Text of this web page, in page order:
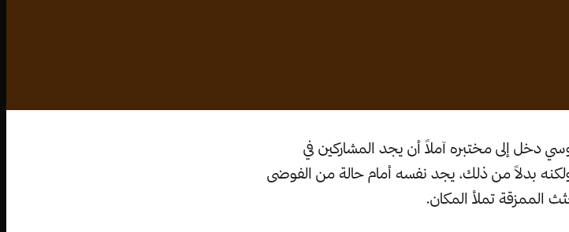
دخل إلى مختبره آملاً أن يجد المشاركين في
بدلاً من ذلك، يجد نفسه أمام حالة من الفوضى
الممزقة تملأ المكان.